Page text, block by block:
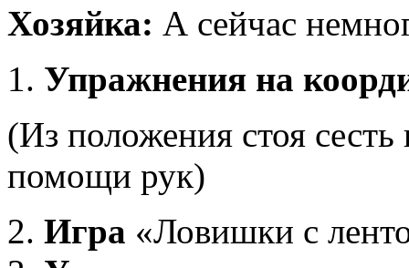
Хозяйка: А сейчас
Упражнения на
(Из положения стоя сесть
помощи рук)
Игра «Ловишки с